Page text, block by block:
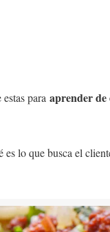
para aprender de
es lo que busca el